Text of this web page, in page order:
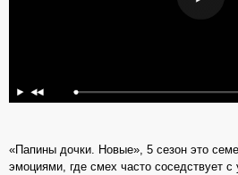
«Папины дочки. Новые», 5 сезон это
эмоциями, где смех часто соседствует